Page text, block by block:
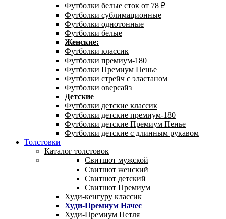
Футболки белые сток от 78 ₽
Футболки сублимационные
Футболки однотонные
Футболки белые
Женские:
Футболки классик
Футболки премиум-180
Футболки Премиум Пенье
Футболки стрейч с эластаном
Футболки оверсайз
Детские
Футболки детские классик
Футболки детские премиум-180
Футболки детские Премиум Пенье
Футболки детские с длинным рукавом
Толстовки
Каталог толстовок
Свитшот мужской
Свитшот женский
Свитшот детский
Свитшот Премиум
Худи-кенгуру классик
Худи-Премиум Начес
Худи-Премиум Петля